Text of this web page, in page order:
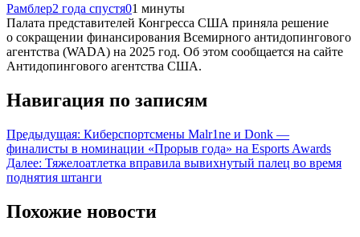
Рамблер2 года спустя01 минуты
Палата представителей Конгресса США приняла решение
о сокращении финансирования Всемирного антидопингового
агентства (WADA) на 2025 год. Об этом сообщается на сайте
Антидопингового агентства США.
Навигация по записям
Предыдущая: Киберспортсмены Malr1ne и Donk —
финалисты в номинации «Прорыв года» на Esports Awards
Далее: Тяжелоатлетка вправила вывихнутый палец во время
поднятия штанги
Похожие новости